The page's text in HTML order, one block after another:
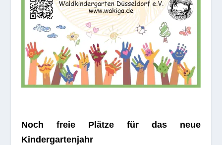
Noch freie Plätze für das neue
Kindergartenjahr